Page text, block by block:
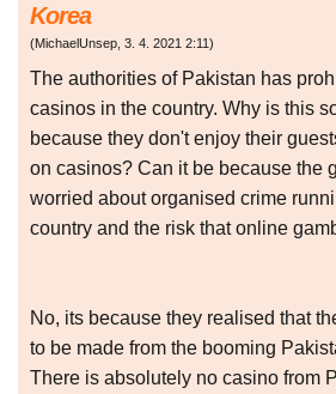
Korea
(MichaelUnsep, 3. 4. 2021 2:11)
The authorities of Pakistan has
casinos in the country. Why is this
because they don't enjoy their
on casinos? Can it be because the
worried about organised crime
country and the risk that online
No, its because they realised that
to be made from the booming
There is absolutely no casino from